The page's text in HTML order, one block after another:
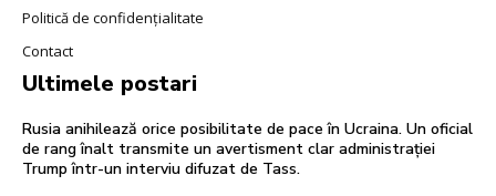
Politică de confidențialitate
Contact
Ultimele postari
Rusia anihilează orice posibilitate de pace în Ucraina. Un oficial
de rang înalt transmite un avertisment clar administrației
Trump într-un interviu difuzat de Tass.